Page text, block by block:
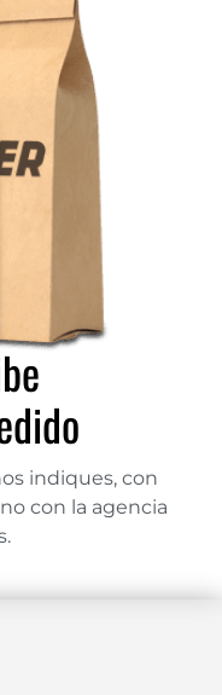
indiques, con
con la agencia